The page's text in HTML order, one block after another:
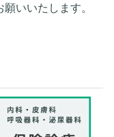
いいたします。